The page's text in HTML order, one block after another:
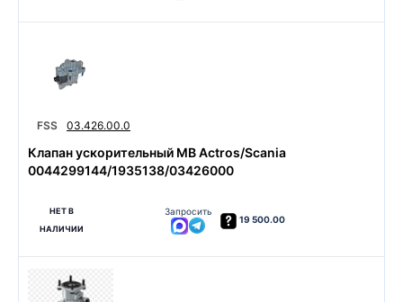
FSS 03.426.00.0
Клапан ускорительный MB Actros/Scania
0044299144/1935138/03426000
НЕТ В
НАЛИЧИИ
Запросить
19 500.00